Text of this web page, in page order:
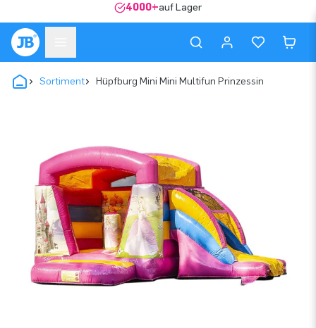
4000+auf Lager
Sortiment Hüpfburg Mini Mini Multifun Prinzessin